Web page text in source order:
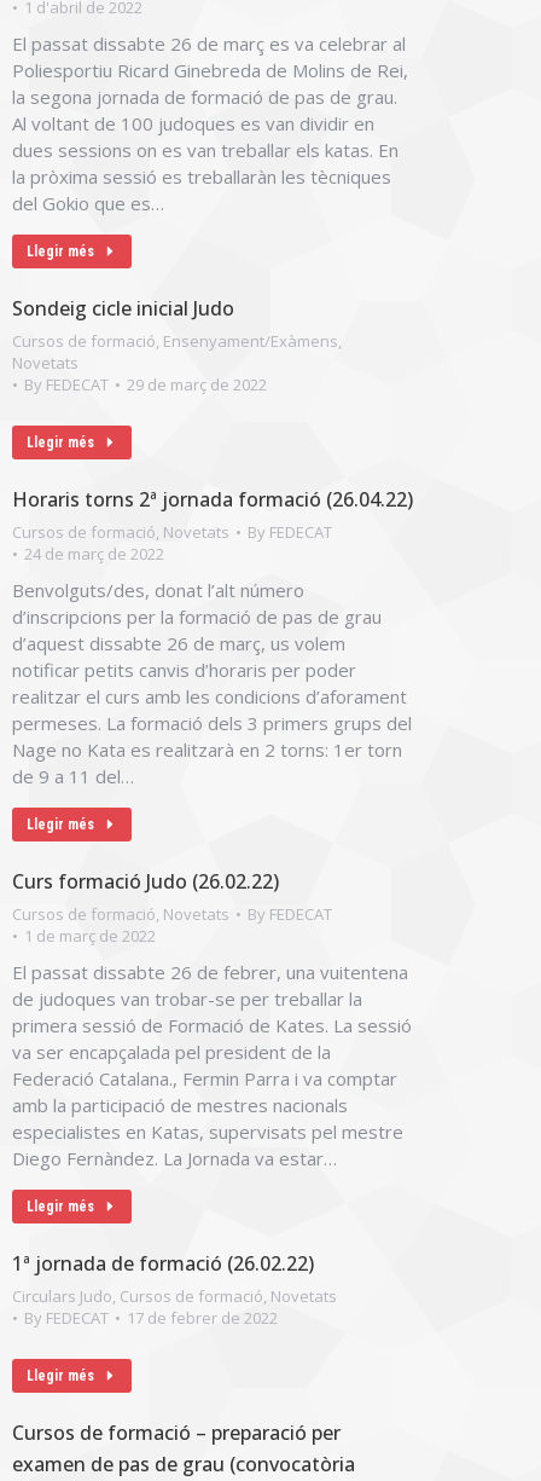
1 d'abril de 2022
El passat dissabte 26 de març es va celebrar al
Poliesportiu Ricard Ginebreda de Molins de Rei,
la segona jornada de formació de pas de grau.
Al voltant de 100 judoques es van dividir en
dues sessions on es van treballar els katas. En
la pròxima sessió es treballaràn les tècniques
del Gokio que es…
Llegir més
Sondeig cicle inicial Judo
Cursos de formació, Ensenyament/Exàmens,
Novetats
By FEDECAT 29 de març de 2022
Llegir més
Horaris torns 2ª jornada formació (26.04.22)
Cursos de formació, Novetats By FEDECAT
24 de març de 2022
Benvolguts/des, donat l’alt número
d’inscripcions per la formació de pas de grau
d’aquest dissabte 26 de març, us volem
notificar petits canvis d’horaris per poder
realitzar el curs amb les condicions d’aforament
permeses. La formació dels 3 primers grups del
Nage no Kata es realitzarà en 2 torns: 1er torn
de 9 a 11 del…
Llegir més
Curs formació Judo (26.02.22)
Cursos de formació, Novetats By FEDECAT
1 de març de 2022
El passat dissabte 26 de febrer, una vuitentena
de judoques van trobar-se per treballar la
primera sessió de Formació de Kates. La sessió
va ser encapçalada pel president de la
Federació Catalana., Fermin Parra i va comptar
amb la participació de mestres nacionals
especialistes en Katas, supervisats pel mestre
Diego Fernàndez. La Jornada va estar…
Llegir més
1ª jornada de formació (26.02.22)
Circulars Judo, Cursos de formació, Novetats
By FEDECAT 17 de febrer de 2022
Llegir més
Cursos de formació – preparació per
examen de pas de grau (convocatòria